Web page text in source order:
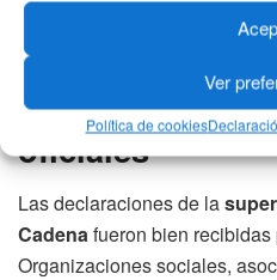
Ver
Política de cookies
femenina
Reacciones y
oficiales
Las declaraciones de la
Cadena fueron bien
Organizaciones sociales,